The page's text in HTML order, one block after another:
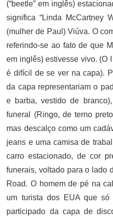
(“beetle” em inglês)
significa “Linda McCartney
(mulher de Paul) Viúva. O
referindo-se ao fato de que
em inglês) estivesse vivo. (O I
é difícil de se ver na capa).
da capa representariam o
e barba, vestido de
funeral (Ringo, de terno
mas descalço como um
jeans e uma camisa de
carro estacionado, de cor
funerais, voltado para o lado
Road. O homem de pé na
um turista dos EUA que
participado da capa de